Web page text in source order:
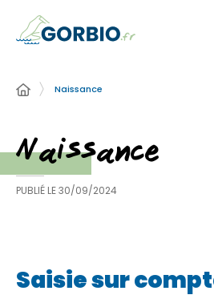
Naissance
Naissance
PUBLIÉ LE30/09/2024
Saisie sur